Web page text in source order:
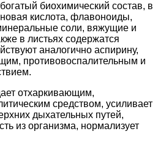
биохимический состав, в
кислота, флавоноиды,
соли, вяжущие и
в листьях содержатся
аналогично аспирину,
противовоспалительным и
отхаркивающим,
средством, усиливает
дыхательных путей,
из организма, нормализует